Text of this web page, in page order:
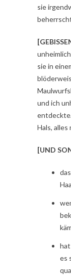
sie
sie in
und ich
Hals, alles
[UND
es